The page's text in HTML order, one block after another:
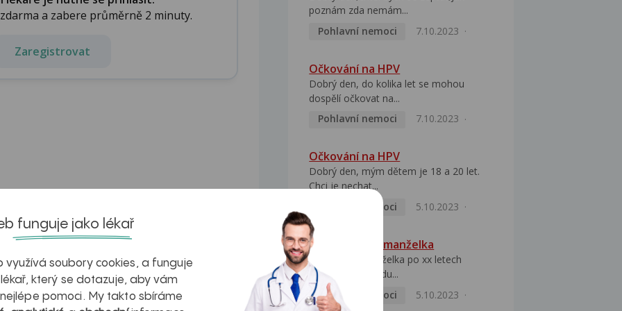
a zabere průměrně 2 minuty.
Zaregistrovat
vám
poznám zda nemám...
Pohlavní nemoci
7.10.2023
Očkování na HPV
Dobrý den, do kolika let se mohou
dospělí očkovat na...
Pohlavní nemoci
7.10.2023
Očkování na HPV
Dobrý den, mým dětem je 18 a 20 let.
Chci je nechat...
Pohlavní nemoci
5.10.2023
HPV pozitivní manželka
Dobrý den, manželka po xx letech
přivezla z Východu...
Pohlavní nemoci
5.10.2023
funguje jako lékař
využívá soubory cookies, a funguje
který se dotazuje, aby vám
pomoci. My takto sbíráme